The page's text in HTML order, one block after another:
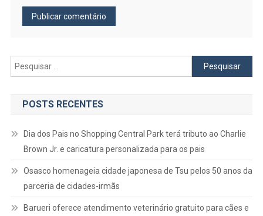
Pesquisar
por:
POSTS RECENTES
Dia dos Pais no Shopping Central Park terá tributo ao Charlie
Brown Jr. e caricatura personalizada para os pais
Osasco homenageia cidade japonesa de Tsu pelos 50 anos da
parceria de cidades-irmãs
Barueri oferece atendimento veterinário gratuito para cães e